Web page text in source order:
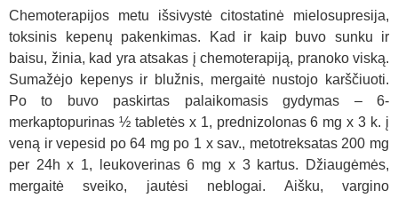
Chemoterapijos metu išsivystė citostatinė mielosupresija,
toksinis kepenų pakenkimas. Kad ir kaip buvo sunku ir
baisu, žinia, kad yra atsakas į chemoterapiją, pranoko viską.
Sumažėjo kepenys ir blužnis, mergaitė nustojo karščiuoti.
Po to buvo paskirtas palaikomasis gydymas – 6-
merkaptopurinas ½ tabletės x 1, prednizolonas 6 mg x 3 k. į
veną ir vepesid po 64 mg po 1 x sav., metotreksatas 200 mg
per 24h x 1, leukoverinas 6 mg x 3 kartus. Džiaugėmės,
mergaitė sveiko, jautėsi neblogai. Aišku, vargino